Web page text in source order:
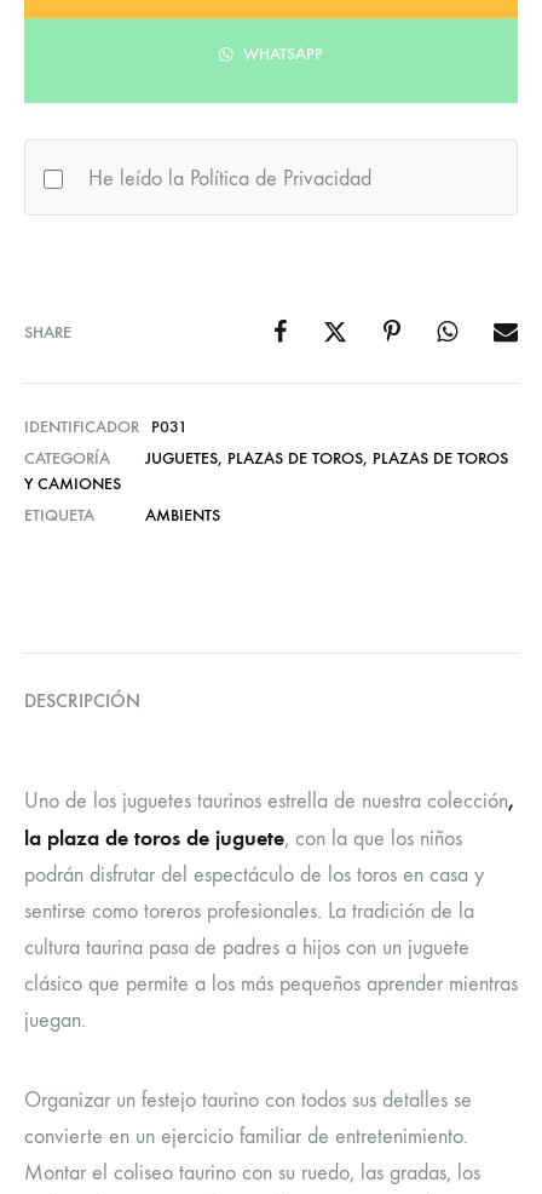
WHATSAPP
He leído la Política de Privacidad
SHARE
IDENTIFICADOR
P031
CATEGORÍA
JUGUETES, PLAZAS DE TOROS, PLAZAS DE TOROS
Y CAMIONES
ETIQUETA
AMBIENTS
DESCRIPCIÓN
Uno de los juguetes taurinos estrella de nuestra colección,
la plaza de toros de juguete, con la que los niños
podrán disfrutar del espectáculo de los toros en casa y
sentirse como toreros profesionales. La tradición de la
cultura taurina pasa de padres a hijos con un juguete
clásico que permite a los más pequeños aprender mientras
juegan.
Organizar un festejo taurino con todos sus detalles se
convierte en un ejercicio familiar de entretenimiento.
Montar el coliseo taurino con su ruedo, las gradas, los